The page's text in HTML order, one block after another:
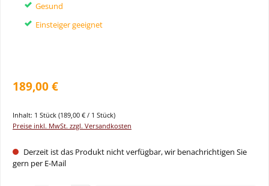
Gesund
Einsteiger geeignet
189,00 €
Inhalt: 1 Stück (189,00 € / 1 Stück)
Preise inkl. MwSt. zzgl. Versandkosten
Derzeit ist das Produkt nicht verfügbar, wir benachrichtigen Sie
gern per E-Mail